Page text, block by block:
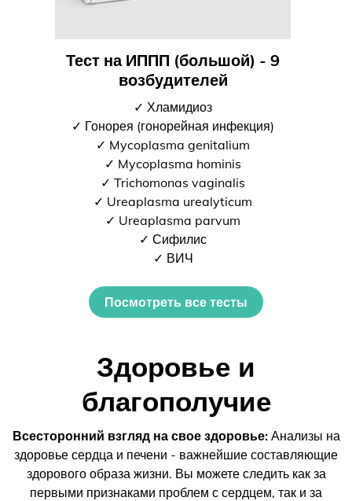
Тест на ИППП (большой) - 9
возбудителей
✓ Хламидиоз
✓ Гонорея (гонорейная инфекция)
✓ Mycoplasma genitalium
✓ Mycoplasma hominis
✓ Trichomonas vaginalis
✓ Ureaplasma urealyticum
✓ Ureaplasma parvum
✓ Сифилис
✓ ВИЧ
Посмотреть все тесты
Здоровье и
благополучие
Всесторонний взгляд на свое здоровье:Анализы на
здоровье сердца и печени - важнейшие составляющие
здорового образа жизни. Вы можете следить как за
первыми признаками проблем с сердцем, так и за